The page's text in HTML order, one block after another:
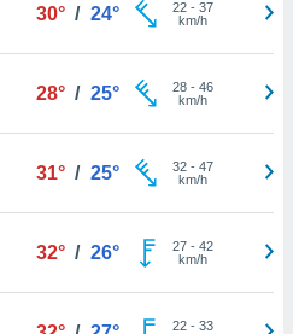
30° / 24° 22- 37
km/h
28° / 25° 28- 46
km/h
31° / 25° 32- 47
km/h
32° / 26° 27- 42
km/h
22- 33